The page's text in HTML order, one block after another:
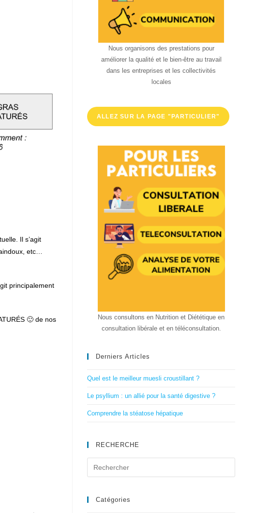
Il s’agit
etc…
principalement
🙂 de nos
Nous organisons des prestations pour
améliorer la qualité et le bien-être au travail
dans les entreprises et les collectivités
locales
ALLEZ SUR LA PAGE "PARTICULIER"
Nous consultons en Nutrition et Diététique en
consultation libérale et en téléconsultation.
Derniers Articles
Quel est le meilleur muesli croustillant ?
Le psyllium : un allié pour la santé digestive ?
Comprendre la stéatose hépatique
RECHERCHE
Catégories